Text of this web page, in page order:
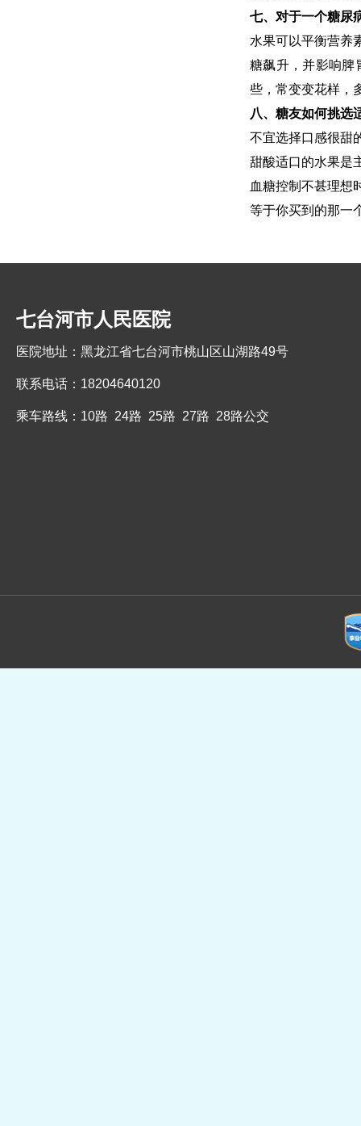
七、对于一个糖尿
水果可以平衡营养
糖飙升，并影响脾
些，常变变花样，
八、糖友如何挑选
不宜选择口感很甜
甜酸适口的水果是
血糖控制不甚理想
等于你买到的那一
七台河市人民医院
医院地址：黑龙江省七台河市桃山区山湖路49号
联系电话：18204640120
乘车路线：10路 24路 25路 27路 28路公交